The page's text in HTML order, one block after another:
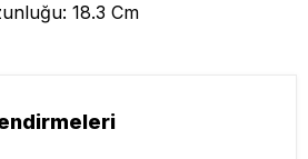
18.3 Cm